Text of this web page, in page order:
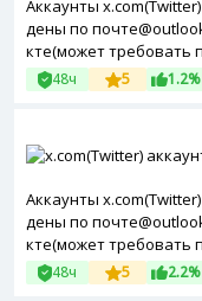
Аккаунты
дены по
кте(может требовать
ль частично
а. Token в комплекте.
48ч 5 1.2%
Аккаунты
дены по
кте(может требовать
ль частично
а. Token в комплекте.
48ч 5 2.2%